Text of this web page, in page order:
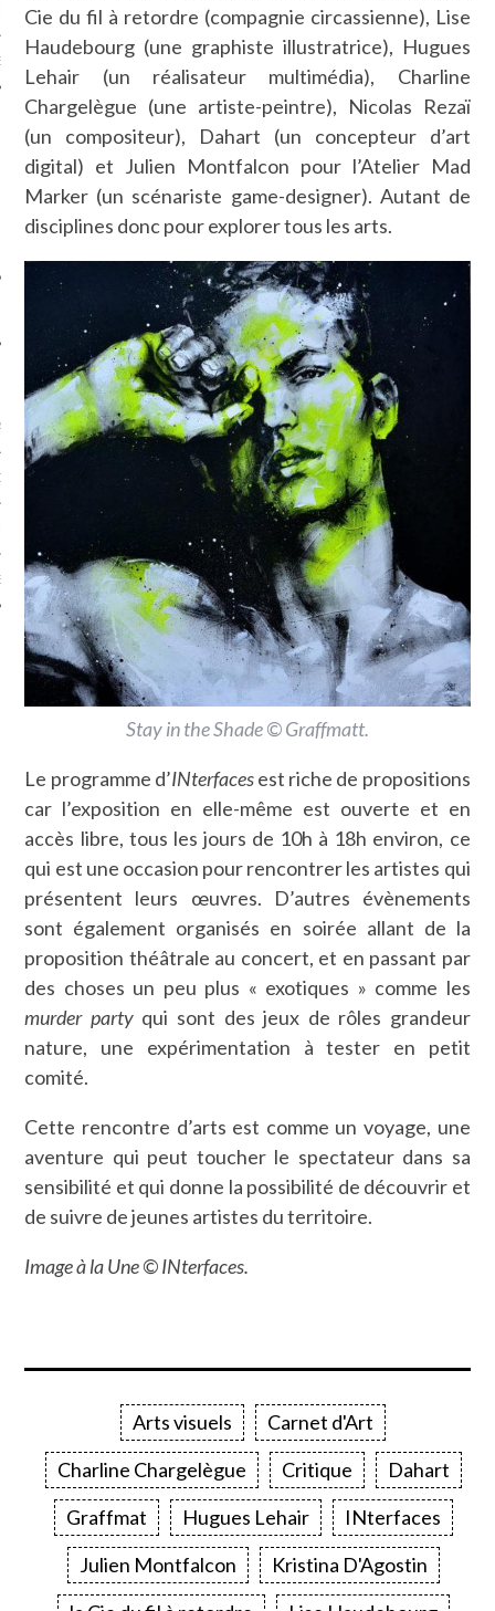
SUIVEZ-NOUS
CARAVELLE
CARAVELLE
PODCAST
Cie du fil à retordre (compagnie circassienne), Lise
Haudebourg (une graphiste illustratrice), Hugues
Lehair (un réalisateur multimédia), Charline
Chargelègue (une artiste-peintre), Nicolas Rezaï
(un compositeur), Dahart (un concepteur d’art
digital) et Julien Montfalcon pour l’Atelier Mad
Marker (un scénariste game-designer). Autant de
disciplines donc pour explorer tous les arts.
Stay in the Shade © Graffmatt.
Le programme d’INterfacesest riche de propositions
car l’exposition en elle-même est ouverte et en
accès libre, tous les jours de 10h à 18h environ, ce
qui est une occasion pour rencontrer les artistes qui
présentent leurs œuvres. D’autres évènements
sont également organisés en soirée allant de la
proposition théâtrale au concert, et en passant par
des choses un peu plus « exotiques » comme les
murder partyqui sont des jeux de rôles grandeur
nature, une expérimentation à tester en petit
comité.
Cette rencontre d’arts est comme un voyage, une
aventure qui peut toucher le spectateur dans sa
sensibilité et qui donne la possibilité de découvrir et
de suivre de jeunes artistes du territoire.
Image à la Une © INterfaces.
Arts visuels
Carnet d'Art
Charline Chargelègue
Critique
Dahart
Graffmat
Hugues Lehair
INterfaces
Julien Montfalcon
Kristina D'Agostin